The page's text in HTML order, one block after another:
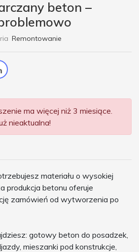
beton –
Remontowanie
ma więcej niż 3 miesiące.
nieaktualna!
materiału o wysokiej
produkcja betonu oferuje
zamówień od wytworzenia po
gotowy beton do posadzek,
mieszanki pod konstrukcje,